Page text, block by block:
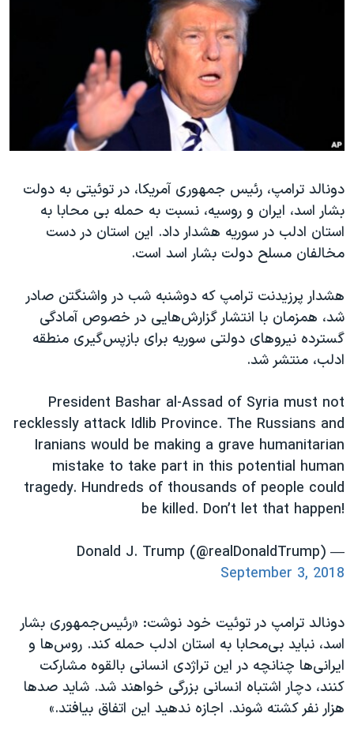
اسرائیل در جنگ
آرشیو پخش زنده
انتخابات ریاست جمهوری آمریکا ۲۰۲۴
حمله جمهوری اسلامی به اسرائیل
ورزش زنان در ایران
مجموعه مستندهای دادخواهی
تریبونال مردمی آبان ۹۸
دادگاه حمید نوری
قانون شفافیت دارائی کادر رهبری ایران
اعتراضات مردمی آبان ۹۸
اسرائیل در جنگ
همایش محافظه‌کاران آمریکا «سی‌پک»
صفحه‌های ویژه
سفر پرزیدنت ترامپ به چین
زبانهای مختلف
دونالد ترامپ، رئیس جمهوری آمریکا، در توئیتی به دولت
بشار اسد، ایران و روسیه، نسبت به حمله بی محابا به
استان ادلب در سوریه هشدار داد. این استان در دست
مخالفان مسلح دولت بشار اسد است.
هشدار پرزیدنت ترامپ که دوشنبه شب در واشنگتن صادر
شد، همزمان با انتشار گزارش‌هایی در خصوص آمادگی
گسترده نیروهای دولتی سوریه برای بازپس‌گیری منطقه
ادلب، منتشر شد.
President Bashar al-Assad of Syria must not
recklessly attack Idlib Province. The Russians and
Iranians would be making a grave humanitarian
mistake to take part in this potential human
tragedy. Hundreds of thousands of people could
be killed. Don’t let that happen!
— Donald J. Trump (@realDonaldTrump)
September 3, 2018
دونالد ترامپ در توئیت خود نوشت: «رئیس‌جمهوری بشار
اسد، نباید بی‌محابا به استان ادلب حمله کند. روس‌ها و
ایرانی‌ها چنانچه در این تراژدی انسانی بالقوه مشارکت
کنند، دچار اشتباه انسانی بزرگی خواهند شد. شاید صدها
هزار نفر کشته شوند. اجازه ندهید این اتفاق بیافتد.»